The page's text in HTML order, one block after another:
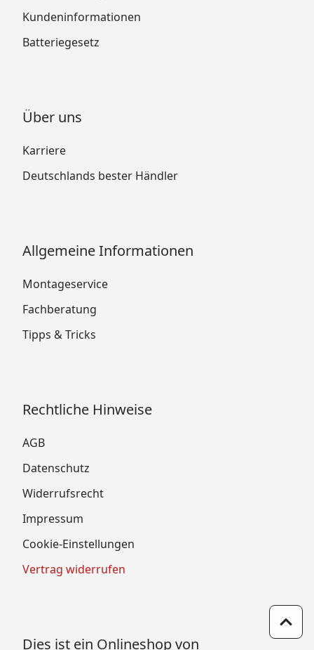
Kundeninformationen
Batteriegesetz
Über uns
Karriere
Deutschlands bester Händler
Allgemeine Informationen
Montageservice
Fachberatung
Tipps & Tricks
Rechtliche Hinweise
AGB
Datenschutz
Widerrufsrecht
Impressum
Cookie-Einstellungen
Vertrag widerrufen
Dies ist ein Onlineshop von